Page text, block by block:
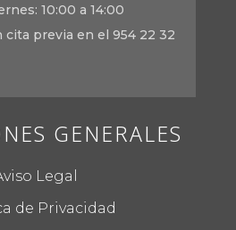
10:00 a 14:00
cita previa en el 954 22 32
GENERALES
Legal
de Privacidad